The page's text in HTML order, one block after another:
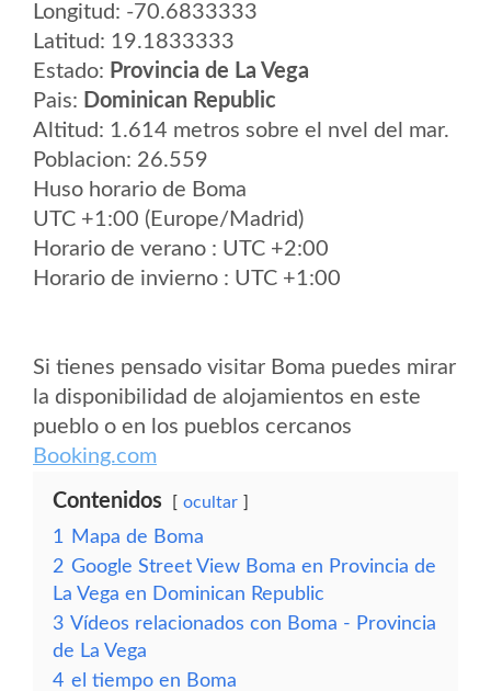
Longitud: -70.6833333
Latitud: 19.1833333
Estado: Provincia de La Vega
Pais: Dominican Republic
Altitud: 1.614 metros sobre el nvel del mar.
Poblacion: 26.559
Huso horario de Boma
UTC +1:00 (Europe/Madrid)
Horario de verano : UTC +2:00
Horario de invierno : UTC +1:00
Si tienes pensado visitar Boma puedes mirar
la disponibilidad de alojamientos en este
pueblo o en los pueblos cercanos
Booking.com
Contenidos ocultar
1
Mapa de Boma
2 Google Street View Boma en Provincia de
La Vega en Dominican Republic
3 Vídeos relacionados con Boma - Provincia
de La Vega
4 el tiempo en Boma